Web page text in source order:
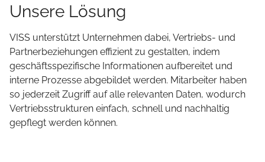
Unsere Lösung
VISS unterstützt Unternehmen dabei, Vertriebs- und
Partnerbeziehungen effizient zu gestalten, indem
geschäftsspezifische Informationen aufbereitet und
interne Prozesse abgebildet werden. Mitarbeiter haben
so jederzeit Zugriff auf alle relevanten Daten, wodurch
Vertriebsstrukturen einfach, schnell und nachhaltig
gepflegt werden können.